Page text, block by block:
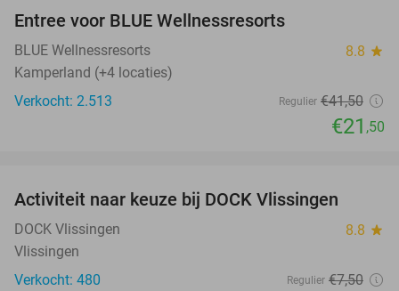
Entree voor BLUE Wellnessresorts
BLUE Wellnessresorts 8.8 star
Kamperland (+4 locaties)
Verkocht: 2.513
Regulier €41,50
€21 ,50
Activiteit naar keuze bij DOCK Vlissingen
DOCK Vlissingen 8.8 star
Vlissingen
Verkocht: 480
Regulier €7,50